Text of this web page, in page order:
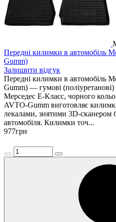
Передні килимки в автомобіль
Gumm)
Залишити відгук
Передні килимки в автомобіль
Gumm) — гумові
Мерседес Е-Класс, чорного
AVTO-Gumm виготовляє
лекалами, знятими 3D-сканером
автомобіля. Килимки точ...
977грн